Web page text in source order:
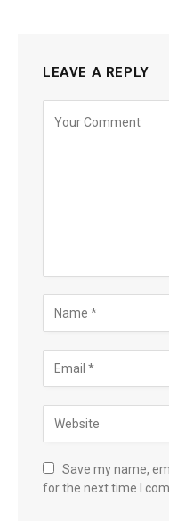
LEAVE A REPLY
Save my name,
for the next time I